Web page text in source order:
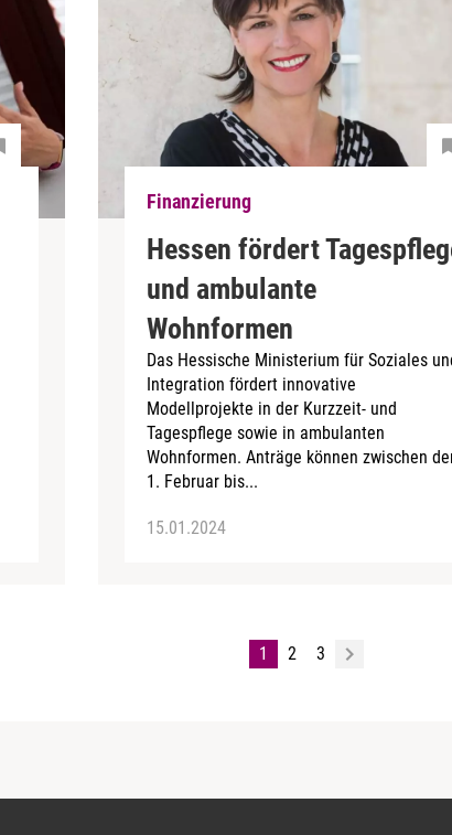
Finanzierung
Hessen fördert
und ambulante
Wohnformen
Das Hessische Ministerium für Soziales
Integration fördert innovative
Modellprojekte in der Kurzzeit- und
Tagespflege sowie in ambulanten
Wohnformen. Anträge können zwischen
1. Februar bis...
15.01.2024
1 2 3